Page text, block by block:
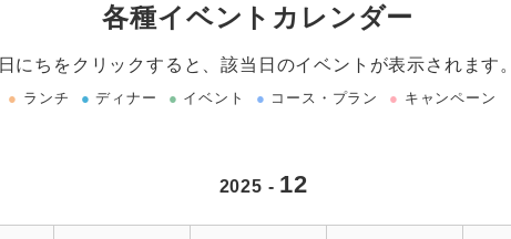
各種イベントカレンダー
日にちをクリックすると、該当日のイベントが表示されます。
● ランチ ● ディナー ● イベント ● コース・プラン ● キャンペーン
2025 - 12